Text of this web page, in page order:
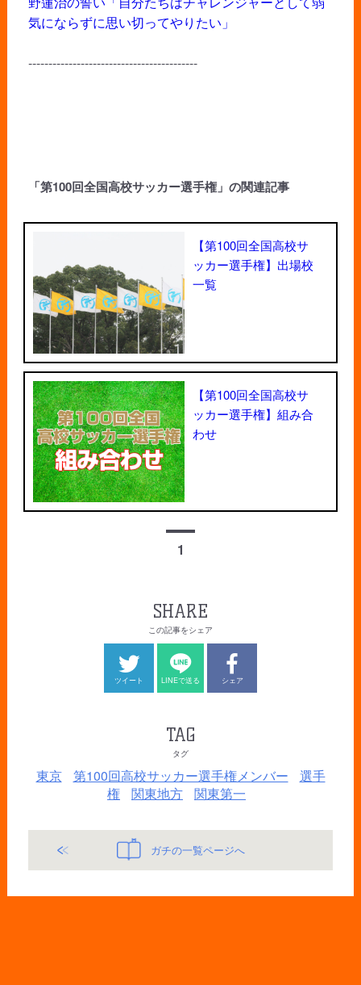
気にならずに思い切ってやりたい」
------------------------------------------
「第100回全国高校サッカー選手権」の関連記事
【第100回全国高校サ
ッカー選手権】出場校
一覧
【第100回全国高校サ
ッカー選手権】組み合
わせ
1
SHARE
この記事をシェア
ツイート LINEで送る シェア
TAG
タグ
東京 第100回高校サッカー選手権メンバー
選手
権
関東地方 関東第一
ガチの一覧ページへ